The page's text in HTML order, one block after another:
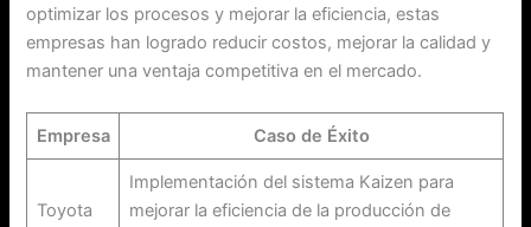
optimizar los procesos y mejorar la eficiencia, estas
empresas han logrado reducir costos, mejorar la calidad y
mantener una ventaja competitiva en el mercado.
Empresa Caso de Éxito
Toyota
Implementación del sistema Kaizen para
mejorar la eficiencia de la producción de